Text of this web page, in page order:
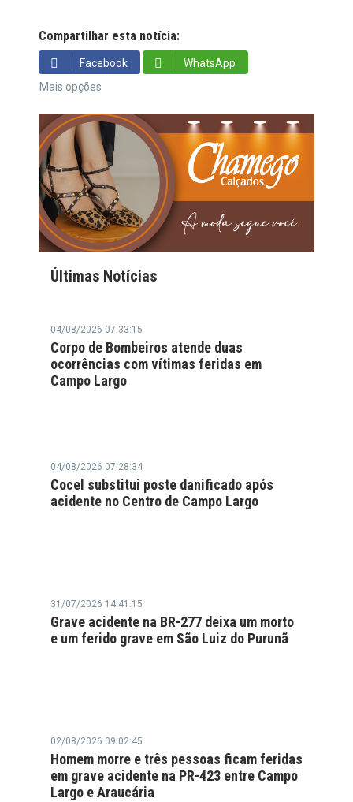
Compartilhar esta notícia:
Facebook
WhatsApp
Mais opções
Últimas Notícias
04/08/2026 07:33:15
Corpo de Bombeiros atende duas
ocorrências com vítimas feridas em
Campo Largo
04/08/2026 07:28:34
Cocel substitui poste danificado após
acidente no Centro de Campo Largo
31/07/2026 14:41:15
Grave acidente na BR-277 deixa um morto
e um ferido grave em São Luiz do Purunã
02/08/2026 09:02:45
Homem morre e três pessoas ficam feridas
em grave acidente na PR-423 entre Campo
Largo e Araucária